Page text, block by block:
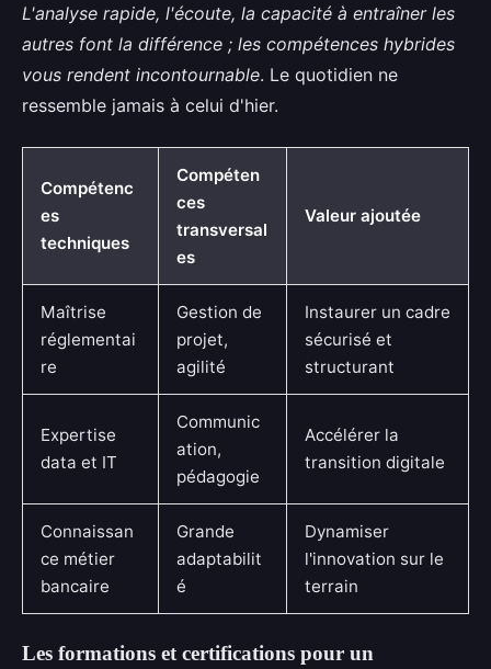
L'analyse rapide, l'écoute, la capacité à entraîner les
autres font la différence ; les compétences hybrides
vous rendent incontournable. Le quotidien ne
ressemble jamais à celui d'hier.
Compétenc
es
techniques
Compéten
ces
transversal
es
Valeur ajoutée
Maîtrise
réglementai
re
Gestion de
projet,
agilité
Instaurer un cadre
sécurisé et
structurant
Expertise
data et IT
Communic
ation,
pédagogie
Accélérer la
transition digitale
Connaissan
ce métier
bancaire
Grande
adaptabilit
é
Dynamiser
l'innovation sur le
terrain
Les formations et certifications pour un